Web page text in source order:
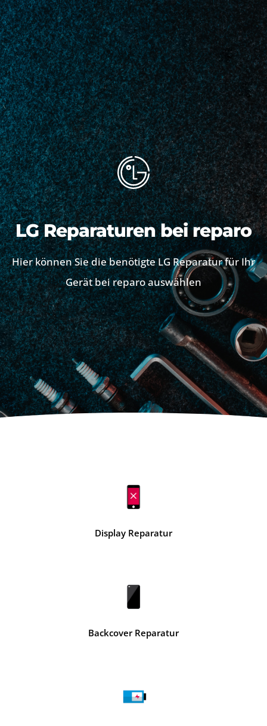
LG Reparaturen bei reparo
Hier können Sie die benötigte LG Reparatur für Ihr
Gerät bei reparo auswählen
Display Reparatur
Backcover Reparatur